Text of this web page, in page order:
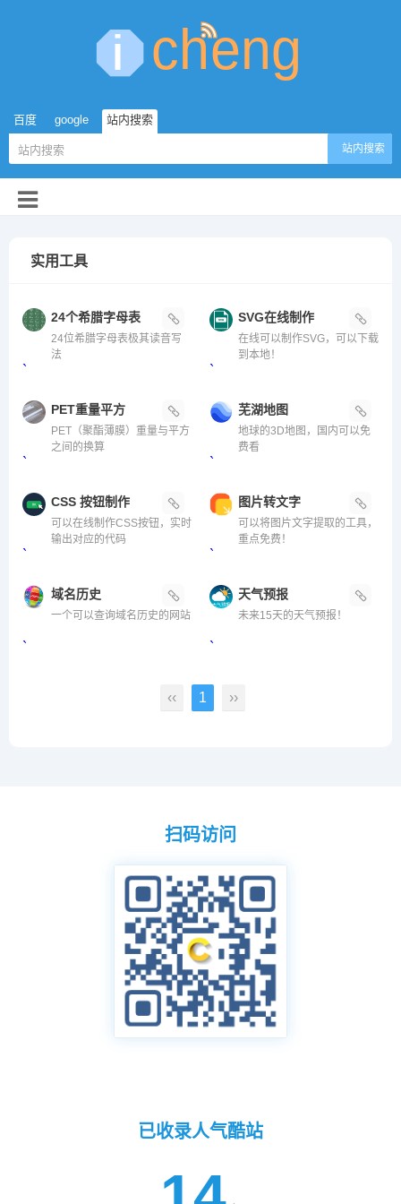
百度 google 站内搜索
站内搜索
实用工具
24个希腊字母表
24位希腊字母表极其读音写
法
`
SVG在线制作
在线可以制作SVG，可以下载
到本地！
`
PET重量平方
PET（聚酯薄膜）重量与平方
之间的换算
`
芜湖地图
地球的3D地图，国内可以免
费看
`
CSS 按钮制作
可以在线制作CSS按钮，实时
输出对应的代码
`
图片转文字
可以将图片文字提取的工具，
重点免费！
`
域名历史
一个可以查询域名历史的网站
`
天气预报
未来15天的天气预报！
`
‹‹ 1 ››
扫码访问
已收录人气酷站